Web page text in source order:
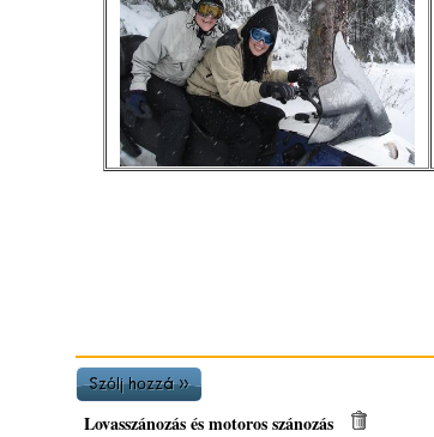
Lovasszánozás és motoros szánozás